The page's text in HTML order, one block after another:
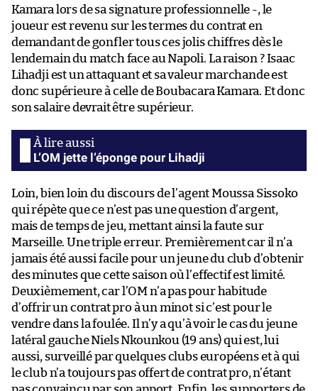
Kamara lors de sa signature professionnelle -, le
joueur est revenu sur les termes du contrat en
demandant de gonfler tous ces jolis chiffres dès le
lendemain du match face au Napoli. La raison ? Isaac
Lihadji est un attaquant et sa valeur marchande est
donc supérieure à celle de Boubacara Kamara. Et donc
son salaire devrait être supérieur.
L’OM jette l’éponge pour Lihadji
Loin, bien loin du discours de l’agent Moussa Sissoko
qui répète que ce n’est pas une question d’argent,
mais de temps de jeu, mettant ainsi la faute sur
Marseille. Une triple erreur. Premièrement car il n’a
jamais été aussi facile pour un jeune du club d’obtenir
des minutes que cette saison où l’effectif est limité.
Deuxièmement, car l’OM n’a pas pour habitude
d’offrir un contrat pro à un minot si c’est pour le
vendre dans la foulée. Il n’y a qu’à voir le cas du jeune
latéral gauche Niels Nkounkou (19 ans) qui est, lui
aussi, surveillé par quelques clubs européens et à qui
le club n’a toujours pas offert de contrat pro, n’étant